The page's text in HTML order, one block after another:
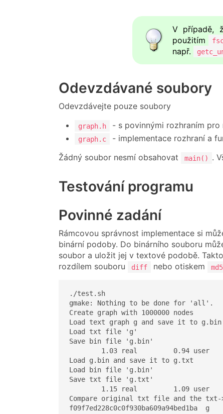
V případě,
použitím
např.
Odevzdávané soubory
Odevzdávejte pouze soubory
graph.h - s povinnými rozhraním
graph.c
- implementace rozhraní a
Žádný soubor nesmí obsahovat
main() .
Testování programu
Povinné zadání
Rámcovou správnost implementace si
binární podoby. Do binárního souboru
soubor a uložit jej v textové podobě.
rozdílem souboru
diff nebo otiskem
./test.sh
gmake: Nothing to be done for 'all'.
Create graph with 1000000 nodes
Load text graph g and save it to g.bin
Load txt file 'g'
Save bin file 'g.bin'
1.03 real         0.94 user
Load g.bin and save it to g.txt
Load bin file 'g.bin'
Save txt file 'g.txt'
1.15 real         1.09 user
Compare original txt file and the
f09f7ed228c0c0f930ba609a94bed1ba  g